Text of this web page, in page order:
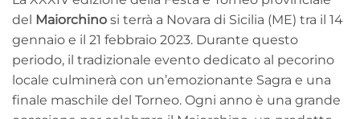
del Maiorchino si terrà a Novara di Sicilia (ME) tra il 14
gennaio e il 21 febbraio 2023. Durante questo
periodo, il tradizionale evento dedicato al pecorino
locale culminerà con un’emozionante Sagra e una
finale maschile del Torneo. Ogni anno è una grande